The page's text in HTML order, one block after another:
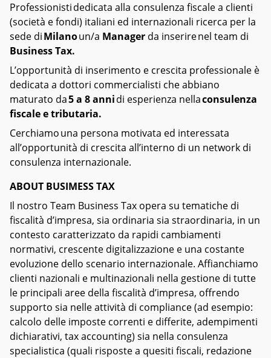
Professionisti dedicata alla consulenza fiscale a clienti
(società e fondi) italiani ed internazionali ricerca per la
sede diMilanoun/a Manager da inserire nel team di
Business Tax.
L’opportunità di inserimento e crescita professionale è
dedicata a dottori commercialisti che abbiano
maturato da5 a 8 annidi esperienza nellaconsulenza
fiscale e tributaria.
Cerchiamo una persona motivata ed interessata
all’opportunità di crescita all’interno di un network di
consulenza internazionale.
ABOUT BUSIMESS TAX
Il nostro Team Business Tax opera su tematiche di
fiscalità d’impresa, sia ordinaria sia straordinaria, in un
contesto caratterizzato da rapidi cambiamenti
normativi, crescente digitalizzazione e una costante
evoluzione dello scenario internazionale. Affianchiamo
clienti nazionali e multinazionali nella gestione di tutte
le principali aree della fiscalità d’impresa, offrendo
supporto sia nelle attività di compliance (ad esempio:
calcolo delle imposte correnti e differite, adempimenti
dichiarativi, tax accounting) sia nella consulenza
specialistica (quali risposte a quesiti fiscali, redazione